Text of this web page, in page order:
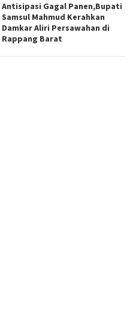
Antisipasi Gagal Panen,Bupati
Samsul Mahmud Kerahkan
Damkar Aliri Persawahan di
Rappang Barat